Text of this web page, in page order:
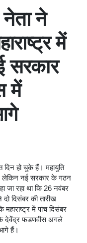
ने
में
सरकार
में
दिन हो चुके हैं। महायुति
लेकिन नई सरकार के गठन
जा रहा था कि 26 नवंबर
दिसंबर की तारीख
में पांच दिसंबर
देवेंद्र फडणवीस अगले
हैं।